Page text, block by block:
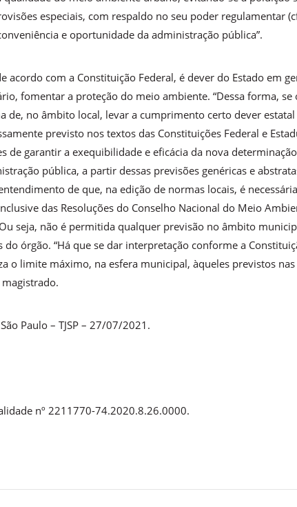
especiais, com respaldo no seu poder regulamentar
e oportunidade da administração pública”.
acordo com a Constituição Federal, é dever do Estado em
fomentar a proteção do meio ambiente. “Dessa forma,
no âmbito local, levar a cumprimento certo dever
previsto nos textos das Constituições Federal e
de garantir a exequibilidade e eficácia da nova
pública, a partir dessas previsões genéricas e
de que, na edição de normas locais, é
das Resoluções do Conselho Nacional do Meio
seja, não é permitida qualquer previsão no âmbito
órgão. “Há que se dar interpretação conforme a
o limite máximo, na esfera municipal, àqueles previstos nas
Paulo – TJSP – 27/07/2021.
nº 2211770-74.2020.8.26.0000.